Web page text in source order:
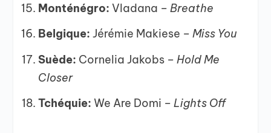
Monténégro: Vladana – Breathe
Belgique: Jérémie Makiese – Miss You
Suède: Cornelia Jakobs – Hold Me
Closer
Tchéquie: We Are Domi – Lights Off